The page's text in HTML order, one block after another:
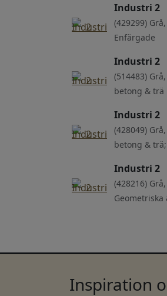
Industri 2
(429299)
Enfärgade
Industri 2
(514483)
betong & trä
Industri 2
(428049)
betong &
Industri 2
(428216)
Geometriska
Inspiration